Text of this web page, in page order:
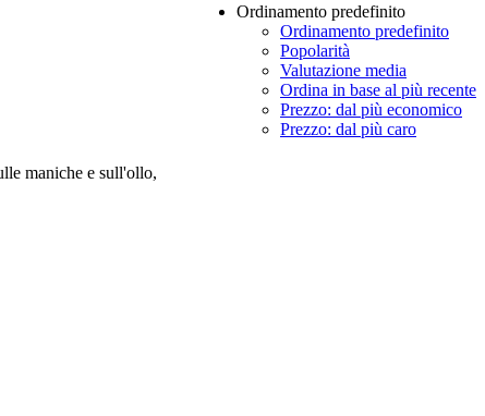
Ordinamento predefinito
Ordinamento predefinito
Popolarità
Valutazione media
Ordina in base al più recente
Prezzo: dal più economico
Prezzo: dal più caro
maniche e sull'ollo,